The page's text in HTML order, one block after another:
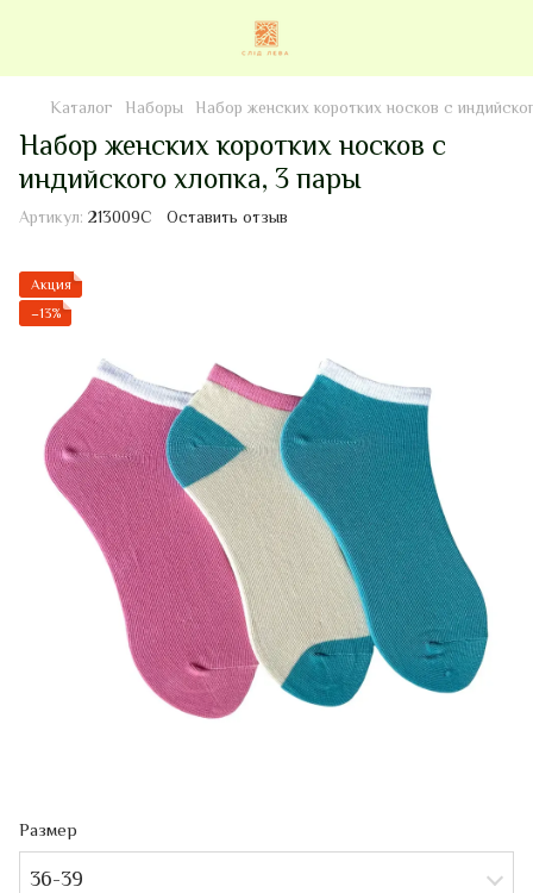
Каталог Наборы Набор женских коротких носков с
Набор женских коротких носков с
индийского хлопка, 3 пары
Артикул: 213009C Оставить отзыв
Акция
−13%
Размер
36-39